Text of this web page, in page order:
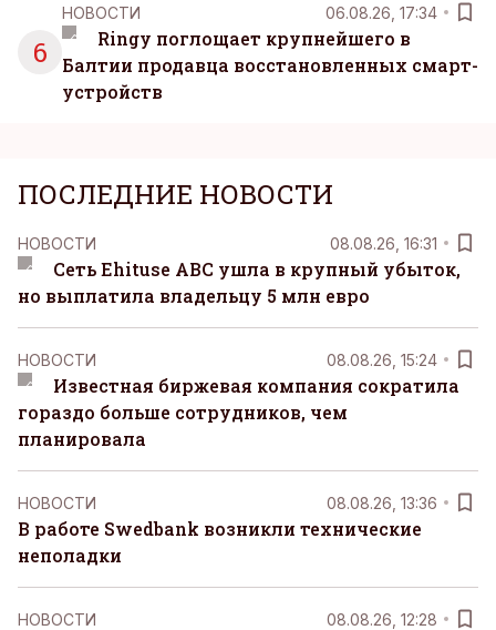
6
НОВОСТИ 06.08.26, 17:34
Ringy поглощает крупнейшего в
Балтии продавца восстановленных смарт-
устройств
ПОСЛЕДНИЕ НОВОСТИ
НОВОСТИ 08.08.26, 16:31
Сеть Ehituse ABC ушла в крупный убыток,
но выплатила владельцу 5 млн евро
НОВОСТИ 08.08.26, 15:24
Известная биржевая компания сократила
гораздо больше сотрудников, чем
планировала
НОВОСТИ 08.08.26, 13:36
В работе Swedbank возникли технические
неполадки
НОВОСТИ 08.08.26, 12:28